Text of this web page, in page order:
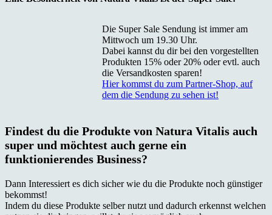
Die Super Sale Sendung ist immer am
Mittwoch um 19.30 Uhr.
Dabei kannst du dir bei den vorgestellten
Produkten 15% oder 20% oder evtl. auch
die Versandkosten sparen!
Hier kommst du zum Partner-Shop, auf
dem die Sendung zu sehen ist!
Findest du die Produkte von Natura Vitalis auch
super und möchtest auch gerne ein
funktionierendes Business?
Dann Interessiert es dich sicher wie du die Produkte noch günstiger
bekommst!
Indem du diese Produkte selber nutzt und dadurch erkennst welchen